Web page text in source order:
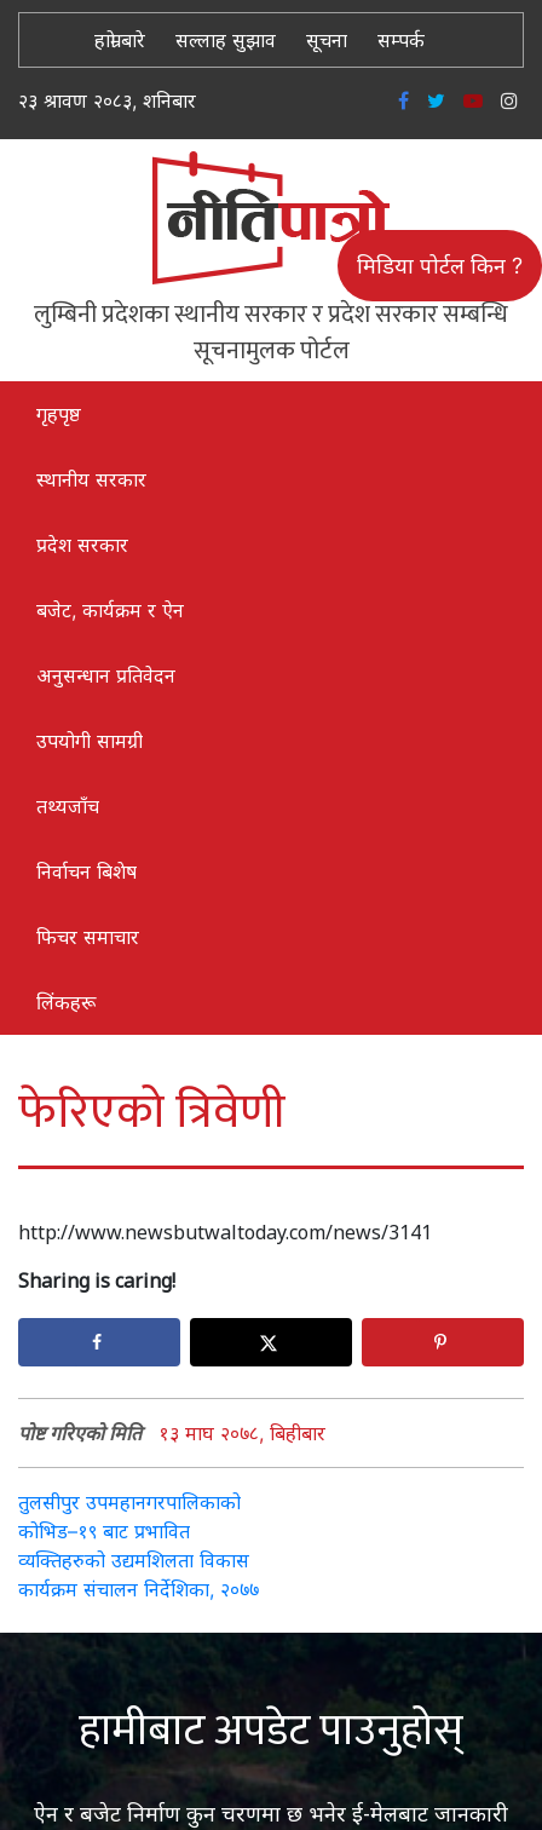
हाम्रो बारे सल्लाह सुझाव सूचना सम्पर्क
२३ श्रावण २०८३, शनिबार
लुम्बिनी प्रदेशका स्थानीय सरकार र प्रदेश सरकार सम्बन्धि
सूचनामुलक पोर्टल
मिडिया पोर्टल किन ?
गृहपृष्ठ
स्थानीय सरकार
प्रदेश सरकार
बजेट, कार्यक्रम र ऐन
अनुसन्धान प्रतिवेदन
उपयोगी सामग्री
तथ्यजाँच
निर्वाचन बिशेष
फिचर समाचार
लिंकहरू
फेरिएको त्रिवेणी
http://www.newsbutwaltoday.com/news/3141
Sharing is caring!
पोष्ट गरिएको मिति १३ माघ २०७८, बिहीबार
Post
navigation
तुलसीपुर उपमहानगरपालिकाको
कोभिड–१९ बाट प्रभावित
व्यक्तिहरुको उद्यमशिलता विकास
कार्यक्रम संचालन निर्देशिका, २०७७
हामीबाट अपडेट पाउनुहोस्
ऐन र बजेट निर्माण कुन चरणमा छ भनेर ई-मेलबाट जानकारी